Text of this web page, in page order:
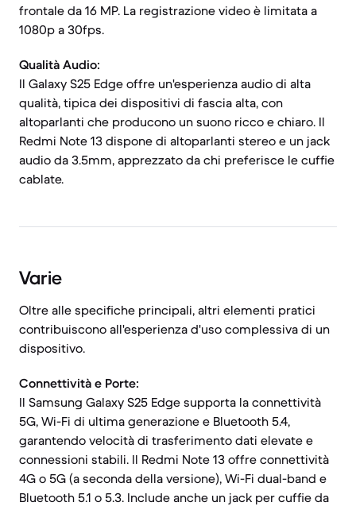
frontale da 16 MP. La registrazione video è limitata a
1080p a 30fps.
Qualità Audio:
Il Galaxy S25 Edge offre un'esperienza audio di alta
qualità, tipica dei dispositivi di fascia alta, con
altoparlanti che producono un suono ricco e chiaro. Il
Redmi Note 13 dispone di altoparlanti stereo e un jack
audio da 3.5mm, apprezzato da chi preferisce le cuffie
cablate.
Varie
Oltre alle specifiche principali, altri elementi pratici
contribuiscono all'esperienza d'uso complessiva di un
dispositivo.
Connettività e Porte:
Il Samsung Galaxy S25 Edge supporta la connettività
5G, Wi-Fi di ultima generazione e Bluetooth 5.4,
garantendo velocità di trasferimento dati elevate e
connessioni stabili. Il Redmi Note 13 offre connettività
4G o 5G (a seconda della versione), Wi-Fi dual-band e
Bluetooth 5.1 o 5.3. Include anche un jack per cuffie da